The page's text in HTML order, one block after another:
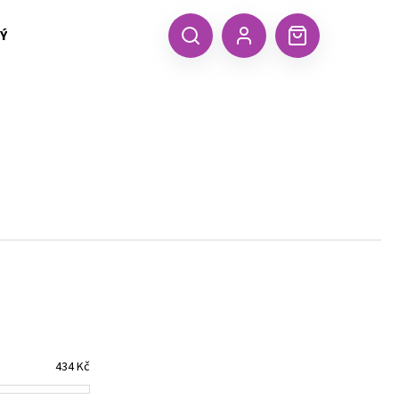
TEXTIL MALFINI (aj.) ČEPICE, KŠILTOVKY, ŠÁTKY A
Hledat Nákupní
434Kč